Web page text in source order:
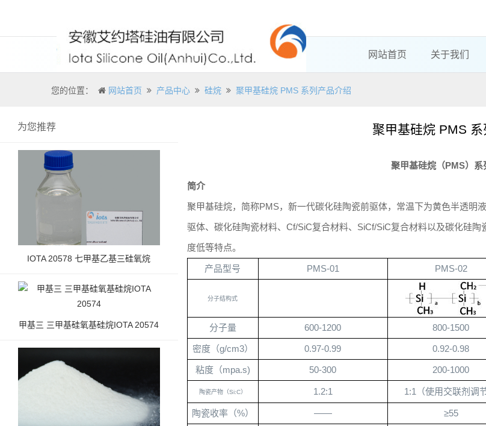
网站首页 关于我们
您的位置： 网站首页 产品中心 硅烷 聚甲基硅烷 PMS 系列产品介绍
为您推荐
IOTA 20578 七甲基乙基三硅氧烷
甲基三 三甲基硅氧基硅烷IOTA 20574
聚甲基硅烷 PMS
聚甲基硅烷（PMS）系
简介
聚甲基硅烷，简称PMS，新一代碳化硅陶瓷前驱体，常温下为黄色半透明
驱体、碳化硅陶瓷材料、 Cf/SiC复合材料、 SiCf/SiC复合材料以及碳化硅陶
度低等特点。
产品型号 PMS-01 PMS-02
分子结构式
分子量 600-1200 800-1500
密度（g/cm3） 0.97-0.99 0.92-0.98
粘度（mpa.s) 50-300 200-1000
陶瓷产物（Si:C） 1.2:1 1:1（使用交联剂调节
陶瓷收率（%） —— ≥55